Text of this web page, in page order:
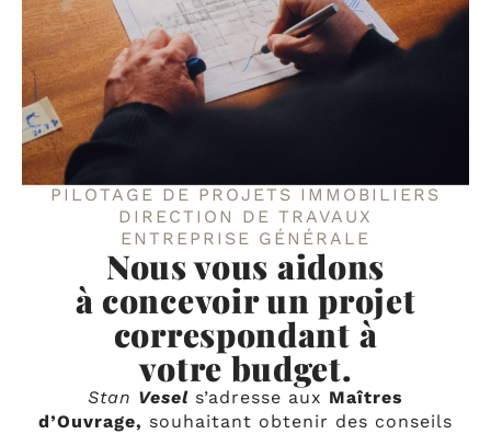
PILOTAGE DE PROJETS IMMOBILIERS
DIRECTION DE TRAVAUX
ENTREPRISE GÉNÉRALE
Nous vous aidons
à concevoir un projet
correspondant à
votre budget.
Stan Vesel s’adresse aux Maîtres
d’Ouvrage, souhaitant obtenir des conseils